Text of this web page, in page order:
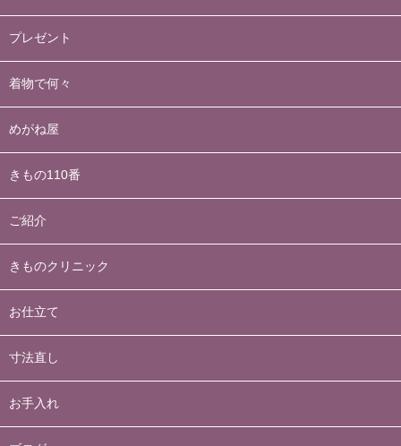
プレゼント
着物で何々
めがね屋
きもの110番
ご紹介
きものクリニック
お仕立て
寸法直し
お手入れ